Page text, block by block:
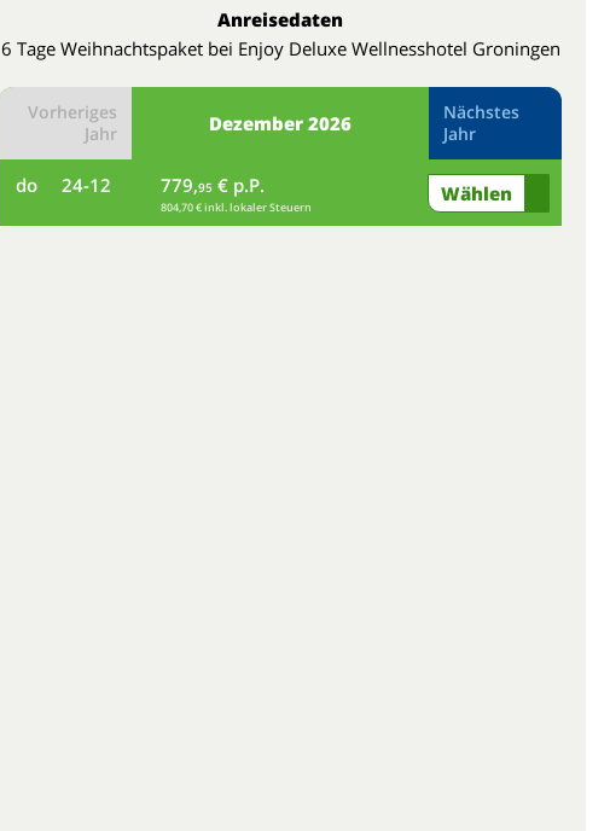
Anreisedaten
6 Tage Weihnachtspaket bei Enjoy Deluxe Wellnesshotel Groningen
Dezember 2026
Vorheriges
Jahr
Nächstes
Jahr
do 24-12 779,95 € p.P.
804,70 € inkl. lokaler Steuern
Wählen